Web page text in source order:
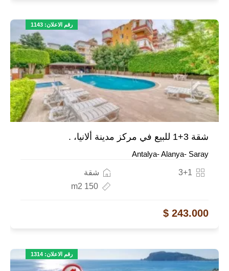
رقم الاعلان: 1143
شقة 3+1 للبيع في مركز مدينة ألانيا، .
Antalya- Alanya- Saray
شقة
3+1
150 m2
243.000 $
رقم الاعلان: 1314